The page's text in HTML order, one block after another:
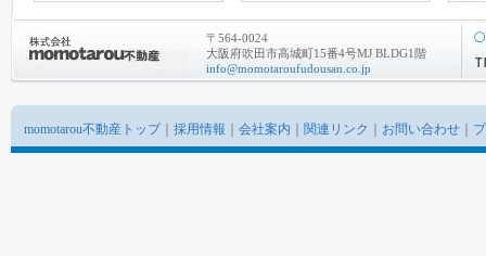
〒564-0024
大阪府吹田市高城町15番4号MJ BLDG1階
info@momotaroufudousan.co.jp
momotarou不動産トップ｜ 採用情報 会社案内 関連リンク お問い合わせ